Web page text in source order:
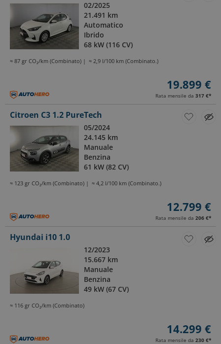
02/2025
21.491 km
Automatico
Ibrido
68 kW (116 CV)
≈ 87 gr CO₂/km (Combinato) ≈ 2,9 l/100 km (Combinato.)
19.899 €
Rata mensile da 317 €*
Citroen C3 1.2 PureTech
05/2024
24.145 km
Manuale
Benzina
61 kW (82 CV)
≈ 123 gr CO₂/km (Combinato) ≈ 4,2 l/100 km (Combinato.)
12.799 €
Rata mensile da 206 €*
Hyundai i10 1.0
12/2023
15.667 km
Manuale
Benzina
49 kW (67 CV)
≈ 116 gr CO₂/km (Combinato)
14.299 €
Rata mensile da 230 €*